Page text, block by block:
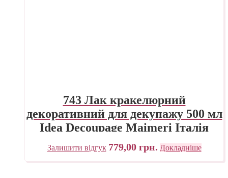
743 Лак кракелюрний
декоративний для декупажу 500 мл
Idea Decoupage Maimeri Італія
Залишити відгук 779,00 грн. Докладніше